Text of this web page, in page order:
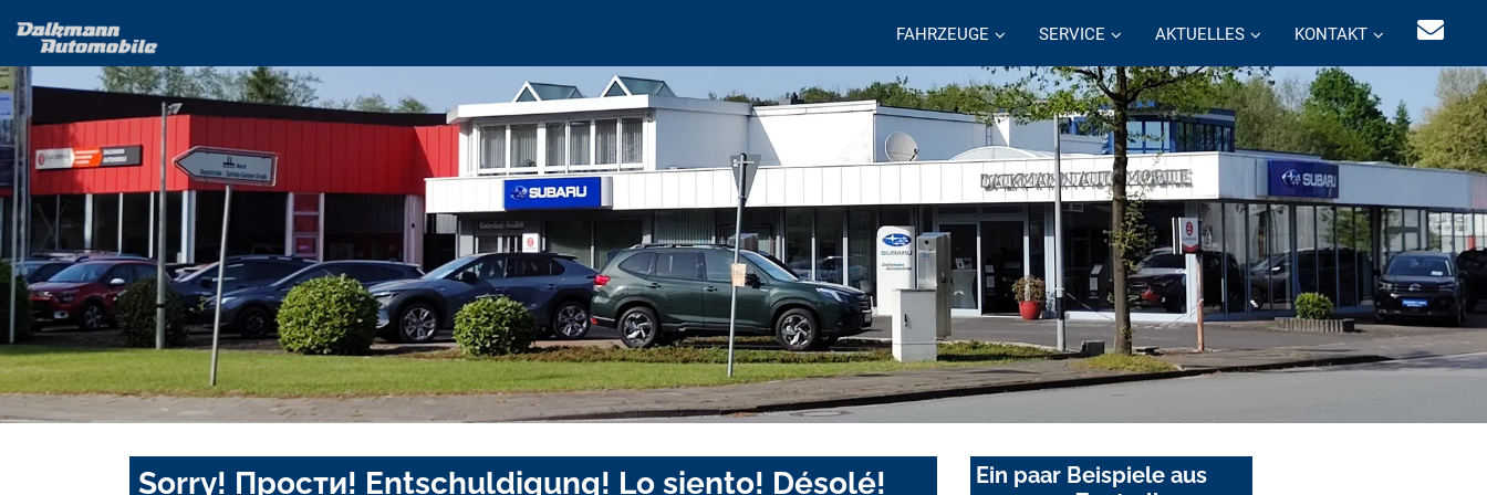
FAHRZEUGE SERVICE AKTUELLES KONTAKT
Sorry! Прости! Entschuldigung! Lo siento! Désolé!
Ein paar Beispiele aus